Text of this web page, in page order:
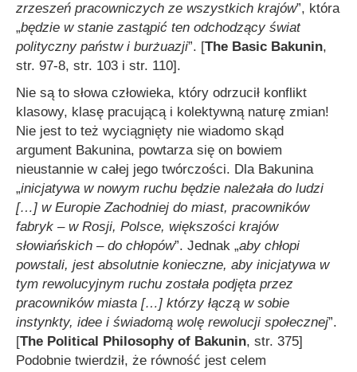
zrzeszeń pracowniczych ze wszystkich krajów”, która
„będzie w stanie zastąpić ten odchodzący świat
polityczny państw i burżuazji”. [The Basic Bakunin,
str. 97-8, str. 103 i str. 110].
Nie są to słowa człowieka, który odrzucił konflikt
klasowy, klasę pracującą i kolektywną naturę zmian!
Nie jest to też wyciągnięty nie wiadomo skąd
argument Bakunina, powtarza się on bowiem
nieustannie w całej jego twórczości. Dla Bakunina
„inicjatywa w nowym ruchu będzie należała do ludzi
[…] w Europie Zachodniej do miast, pracowników
fabryk – w Rosji, Polsce, większości krajów
słowiańskich – do chłopów”. Jednak „aby chłopi
powstali, jest absolutnie konieczne, aby inicjatywa w
tym rewolucyjnym ruchu została podjęta przez
pracowników miasta […] którzy łączą w sobie
instynkty, idee i świadomą wolę rewolucji społecznej”.
[The Political Philosophy of Bakunin, str. 375]
Podobnie twierdził, że równość jest celem